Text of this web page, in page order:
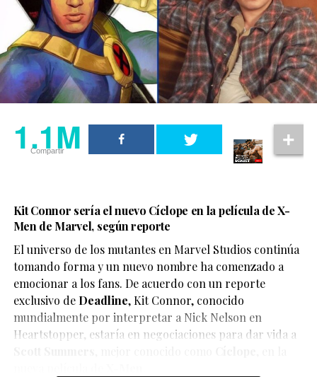
1.1M
Compartir
Kit Connor sería el nuevo Cíclope en la película de X-
Men de Marvel, según reporte
El universo de los mutantes en Marvel Studios continúa
tomando forma y un nuevo nombre ha comenzado a
emocionar a los fans. De acuerdo con un reporte
exclusivo de Deadline,Kit Connor, conocido
mundialmente por interpretar a Nick Nelson en
Heartstopper, estaría en negociaciones para dar vida a